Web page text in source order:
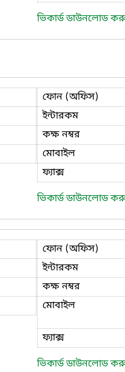
ভিকার্ড ডাউনলোড
ফোন (অফিস)
ইন্টারকম
কক্ষ নম্বর
মোবাইল
ফ্যাক্স
ভিকার্ড ডাউনলোড
ফোন (অফিস)
ইন্টারকম
কক্ষ নম্বর
মোবাইল
ফ্যাক্স
ভিকার্ড ডাউনলোড